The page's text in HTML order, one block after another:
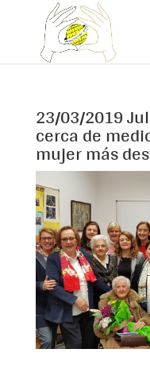
23/03/2019
cerca de
mujer más